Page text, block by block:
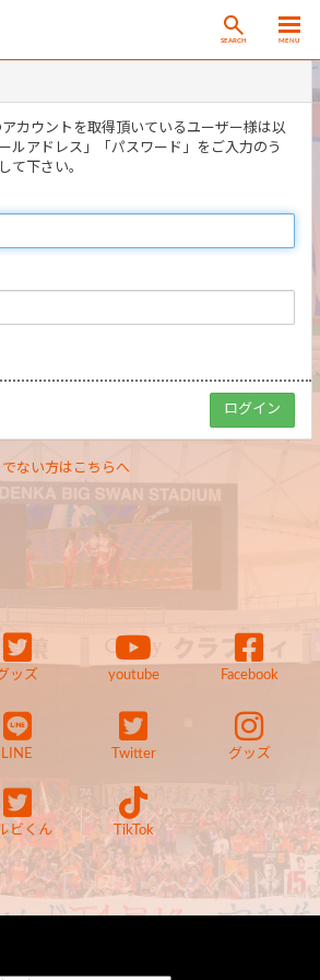
SEARCH MENU
カウントを取得頂いているユーザー様は以
ルアドレス」「パスワード」をご入力のう
て下さい。
ない方はこちらへ
ッズ youtube Facebook
LINE Twitter グッズ
ビくん TikTok